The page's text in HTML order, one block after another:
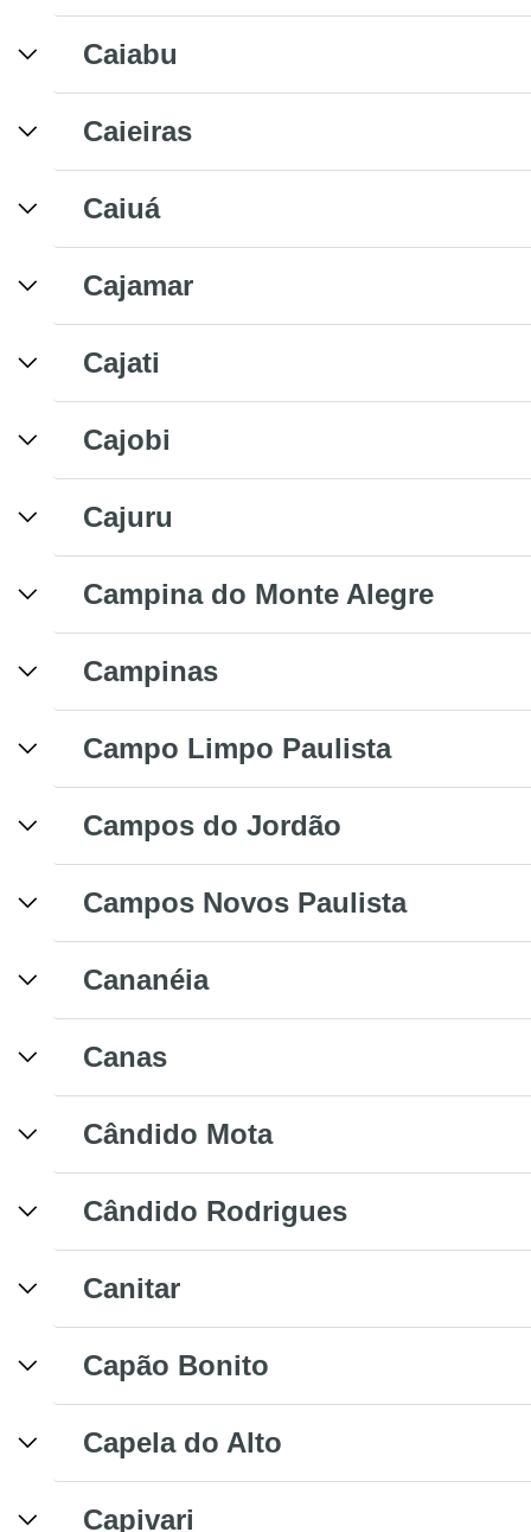
Caiabu
Caieiras
Caiuá
Cajamar
Cajati
Cajobi
Cajuru
Campina do Monte Alegre
Campinas
Campo Limpo Paulista
Campos do Jordão
Campos Novos Paulista
Cananéia
Canas
Cândido Mota
Cândido Rodrigues
Canitar
Capão Bonito
Capela do Alto
Capivari